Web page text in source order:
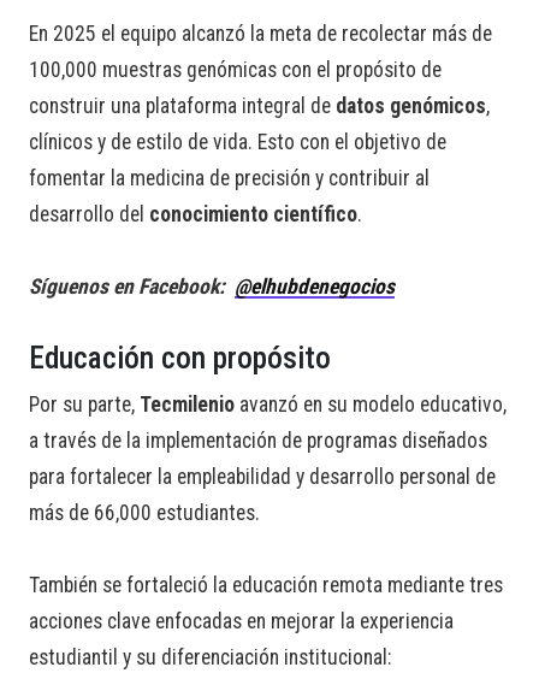
En 2025 el equipo alcanzó la meta de recolectar más de
100,000 muestras genómicas con el propósito de
construir una plataforma integral de datos genómicos,
clínicos y de estilo de vida. Esto con el objetivo de
fomentar la medicina de precisión y contribuir al
desarrollo del conocimiento científico.
Síguenos en Facebook: @elhubdenegocios
Educación con propósito
Por su parte, Tecmilenio avanzó en su modelo educativo,
a través de la implementación de programas diseñados
para fortalecer la empleabilidad y desarrollo personal de
más de 66,000 estudiantes.
También se fortaleció la educación remota mediante tres
acciones clave enfocadas en mejorar la experiencia
estudiantil y su diferenciación institucional: